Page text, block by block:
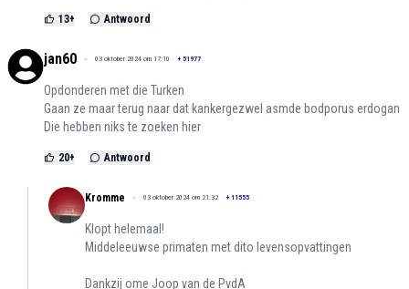
13+ Antwoord
jan60 03 oktober 2024 om 17:10 + 51977
Opdonderen met die Turken
Gaan ze maar terug naar dat kankergezwel asmde bodporus erdogan
Die hebben niks te zoeken hier
20+ Antwoord
Kromme 03 oktober 2024 om 21:32 + 11555
Klopt helemaal!
Middeleeuwse primaten met dito levensopvattingen
Dankzij ome Joop van de PvdA